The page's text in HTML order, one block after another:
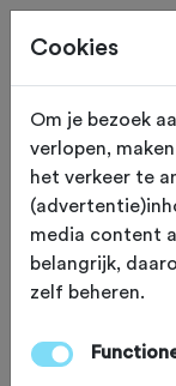
132,0 KM
Je bent geen lid
Cookies
Om je bezoek
verlopen,
het verkeer te
media content
belangrijk,
zelf beheren.